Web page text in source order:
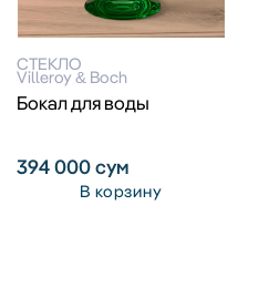
СТЕКЛО
Villeroy & Boch
Бокал для воды
394 000сум
В корзину